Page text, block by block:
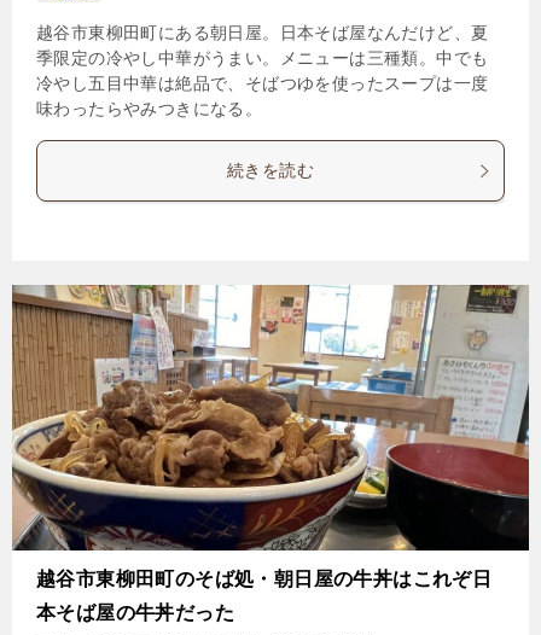
越谷市東柳田町にある朝日屋。日本そば屋なんだけど、夏
季限定の冷やし中華がうまい。メニューは三種類。中でも
冷やし五目中華は絶品で、そばつゆを使ったスープは一度
味わったらやみつきになる。
続きを読む
越谷市東柳田町のそば処・朝日屋の牛丼はこれぞ日
本そば屋の牛丼だった